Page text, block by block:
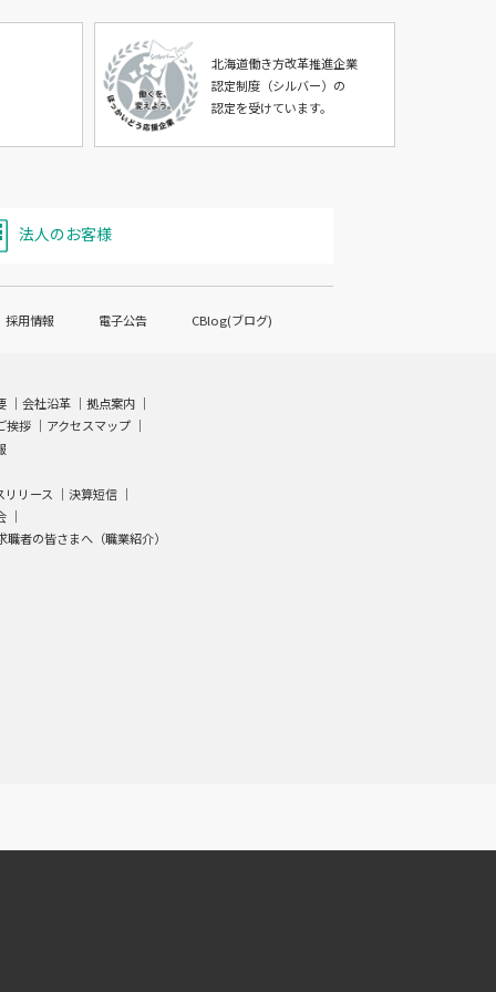
北海道働き方改革推進企業
認定制度（シルバー）の
認定を受けています。
法人のお客様
採用情報 電子公告 CBlog(ブログ)
｜会社沿革 ｜拠点案内 ｜
挨拶 ｜ アクセスマップ ｜
リリース ｜決算短信 ｜
｜
職者の皆さまへ（職業紹介）